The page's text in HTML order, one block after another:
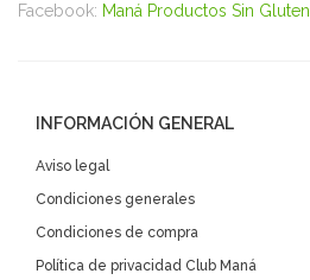
Facebook: Maná Productos Sin Gluten
INFORMACIÓN GENERAL
Aviso legal
Condiciones generales
Condiciones de compra
Política de privacidad Club Maná